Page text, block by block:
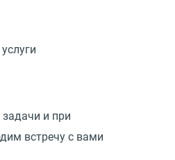
и при
встречу с вами